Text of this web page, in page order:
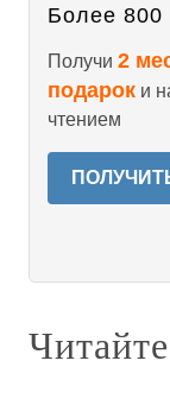
Более 800
Получи 2
подарок и
чтением